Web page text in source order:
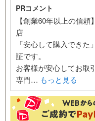
PRコメント
【創業60年以上の信
店
「安心して購入でき
証です。
お客様が安心してお取
専門… もっと見る